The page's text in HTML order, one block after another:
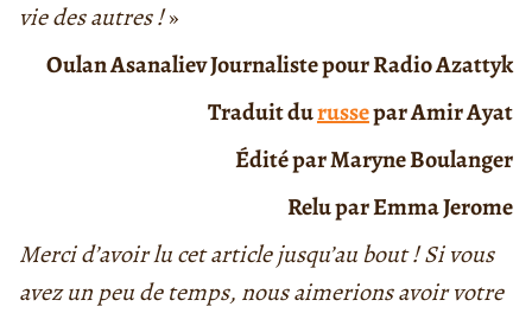
vie des autres !»
Oulan AsanalievJournaliste pour Radio Azattyk
Traduit durussepar Amir Ayat
Édité par Maryne Boulanger
Relu par Emma Jerome
Merci d’avoir lu cet article jusqu’au bout ! Si vous
avez un peu de temps, nous aimerions avoir votre